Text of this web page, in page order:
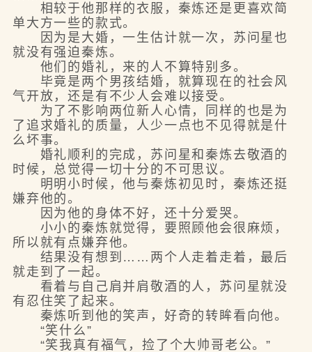
相较于他那样的衣服，秦炼还是更喜欢简
单大方一些的款式。
因为是大婚，一生估计就一次，苏问星也
就没有强迫秦炼。
他们的婚礼，来的人不算特别多。
毕竟是两个男孩结婚，就算现在的社会风
气开放，还是有不少人会难以接受。
为了不影响两位新人心情，同样的也是为
了追求婚礼的质量，人少一点也不见得就是什
么坏事。
婚礼顺利的完成，苏问星和秦炼去敬酒的
时候，总觉得一切十分的不可思议。
明明小时候，他与秦炼初见时，秦炼还挺
嫌弃他的。
因为他的身体不好，还十分爱哭。
小小的秦炼就觉得，要照顾他会很麻烦，
所以就有点嫌弃他。
结果没有想到……两个人走着走着，最后
就走到了一起。
看着与自己肩并肩敬酒的人，苏问星就没
有忍住笑了起来。
秦炼听到他的笑声，好奇的转眸看向他。
“笑什么”
“笑我真有福气，捡了个大帅哥老公。”